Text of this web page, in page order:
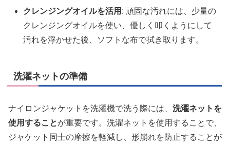
クレンジングオイルを活用 : 頑固な汚れには、少量の
クレンジングオイルを使い、優しく叩くようにして
汚れを浮かせた後、ソフトな布で拭き取ります。
洗濯ネットの準備
ナイロンジャケットを洗濯機で洗う際には、 洗濯ネットを
使用することが重要です。洗濯ネットを使用することで、
ジャケット同士の摩擦を軽減し、形崩れを防止することが